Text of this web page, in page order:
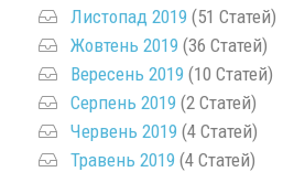
Листопад 2019 (51 Статей)
Жовтень 2019 (36 Статей)
Вересень 2019 (10 Статей)
Серпень 2019 (2 Статей)
Червень 2019 (4 Статей)
Травень 2019 (4 Статей)